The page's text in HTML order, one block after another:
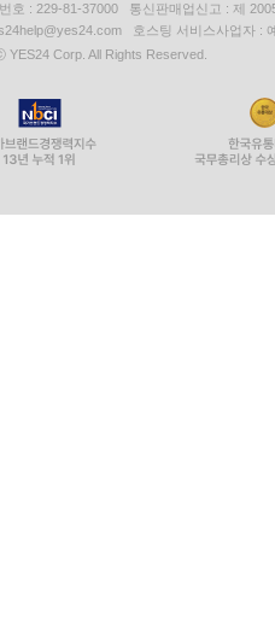
호 : 229-81-37000 통신판매업신고 : 제
호스팅 서비스사업자 :
YES24 Corp. All Rights Reserved.